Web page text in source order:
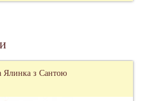
Ялинка з Сантою